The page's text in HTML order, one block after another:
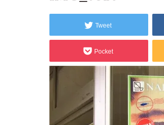
Tweet
Pocket